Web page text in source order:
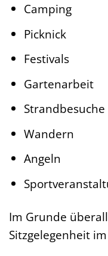
Camping
Picknick
Festivals
Gartenarbeit
Strandbesuche
Wandern
Angeln
Im Grunde
Sitzgelegenheit